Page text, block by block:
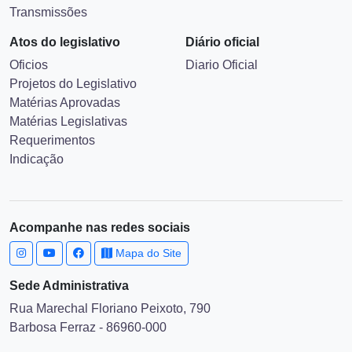
Transmissões
Atos do legislativo
Oficios
Projetos do Legislativo
Matérias Aprovadas
Matérias Legislativas
Requerimentos
Indicação
Diário oficial
Diario Oficial
Acompanhe nas redes sociais
Mapa do Site
Sede Administrativa
Rua Marechal Floriano Peixoto, 790
Barbosa Ferraz - 86960-000